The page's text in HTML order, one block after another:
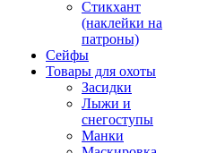
Стикхант
(наклейки на
патроны)
Сейфы
Товары для охоты
Засидки
Лыжи и
снегоступы
Манки